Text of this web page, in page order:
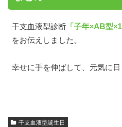
干支血液型診断 「子年×AB型
をお伝えしました。
幸せに手を伸ばして、元気に日
干支血液型誕生日